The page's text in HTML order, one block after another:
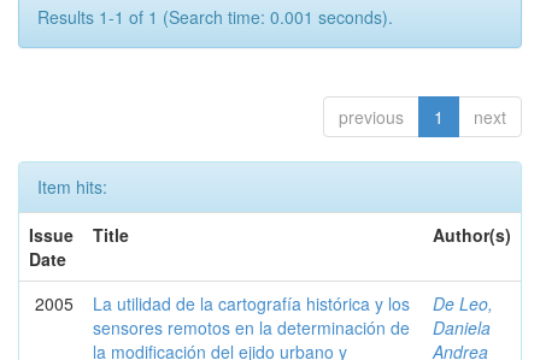
Results 1-1 of 1 (Search time: 0.001 seconds).
previous 1 next
Item hits:
Issue
Date
Title Author(s)
2005
La utilidad de la cartografía histórica y los
sensores remotos en la determinación de
la modificación del ejido urbano y
De Leo,
Daniela
Andrea